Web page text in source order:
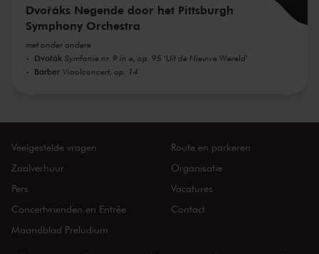
Dvořáks Negende door het Pittsburgh
Symphony Orchestra
met onder andere
Dvořák Symfonie nr. 9 in e, op. 95 'Uit de Nieuwe Wereld'
Barber Vioolconcert, op. 14
Veelgestelde vragen
Zaalverhuur
Pers
Concertvrienden en Entrée
Maandblad Preludium
Route en parkeren
Organisatie
Vacatures
Contact